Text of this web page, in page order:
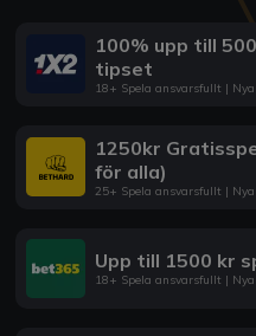
100% upp till
tipset
18+ Spela ansvarsfullt |
1250kr
för alla)
25+ Spela ansvarsfullt |
Upp till 1500 kr
18+ Spela ansvarsfullt |